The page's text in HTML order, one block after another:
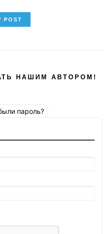
POST
НАШИМ АВТОРОМ!
пароль?